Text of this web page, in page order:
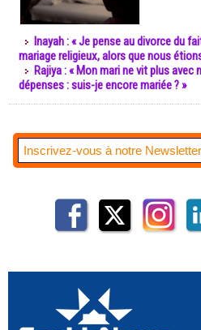
Inayah : « Je pense au divorce du
mariage religieux, alors que nous
Rajiya : « Mon mari ne vit plus avec
dépenses : suis-je encore mariée ? »